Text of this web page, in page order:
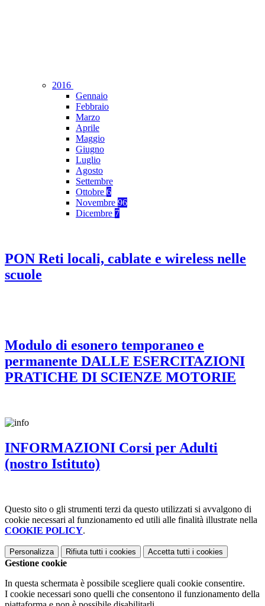
2016
Gennaio
Febbraio
Marzo
Aprile
Maggio
Giugno
Luglio
Agosto
Settembre
Ottobre 6
Novembre 96
Dicembre 7
PON Reti locali, cablate e wireless nelle
scuole
Modulo di esonero temporaneo e
permanente DALLE ESERCITAZIONI
PRATICHE DI SCIENZE MOTORIE
INFORMAZIONI Corsi per Adulti
(nostro Istituto)
Questo sito o gli strumenti terzi da questo utilizzati si avvalgono di
cookie necessari al funzionamento ed utili alle finalità illustrate nella
COOKIE POLICY.
Personalizza Rifiuta tutti i cookies Accetta tutti i cookies
Gestione cookie
In questa schermata è possibile scegliere quali cookie consentire.
I cookie necessari sono quelli che consentono il funzionamento della